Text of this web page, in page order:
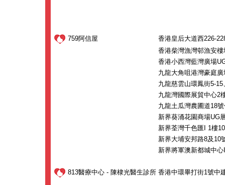
759阿信屋
香港皇后大道西226-
香港柴灣漁灣邨漁安
香港小西灣藍灣廣場
九龍大角咀港灣豪庭
九龍慈雲山環鳳街5-
九龍灣國際展貿中心2
九龍土瓜灣農圃道18
新界葵涌花園商場UG
新界荃灣千色匯I 1樓
新界大埔安邦路8及10
新界將軍澳新都城中
813醫療中心 - 陳棣光醫生診所 香港中環畢打街1號中